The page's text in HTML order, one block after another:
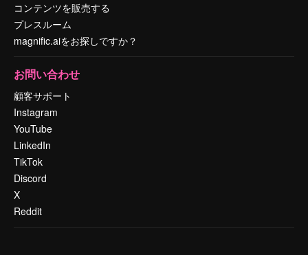
コンテンツを販売する
プレスルーム
magnific.aiをお探しですか？
お問い合わせ
顧客サポート
Instagram
YouTube
LinkedIn
TikTok
Discord
X
Reddit